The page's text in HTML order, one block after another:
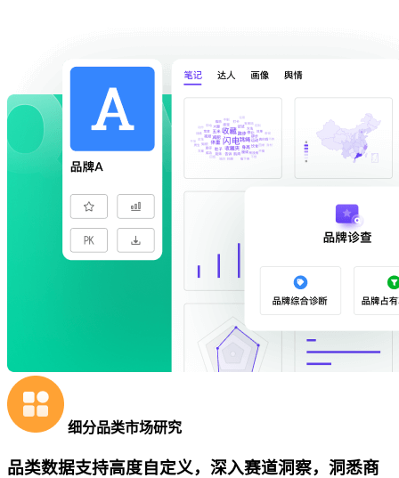
细分品类市场研究
品类数据支持高度自定义，深入赛道洞察，洞悉商